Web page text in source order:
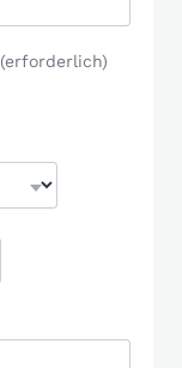
(erforderlich)